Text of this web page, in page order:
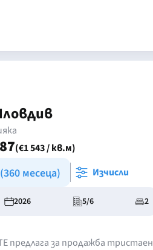
(€1 543 / кв.м)
(360 месеца) Изчисли
2026 5/6 2
предлага за продажба тристаен